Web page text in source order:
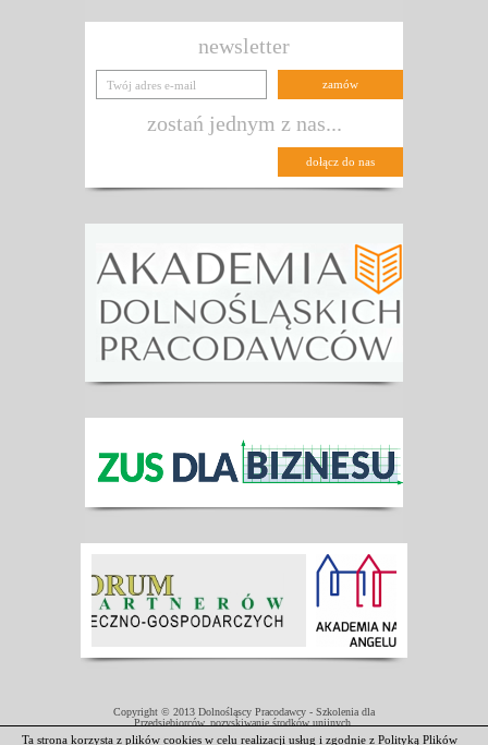
newsletter
zostań jednym z nas...
Copyright © 2013 Dolnośląscy Pracodawcy - Szkolenia dla
Przedsiębiorców, pozyskiwanie środków unijnych.
Projekt współfinansowany przez Unię Europejską w ramach Europejskiego
Ta strona korzysta z plików cookies w celu realizacji usług i zgodnie z Polityką Plików